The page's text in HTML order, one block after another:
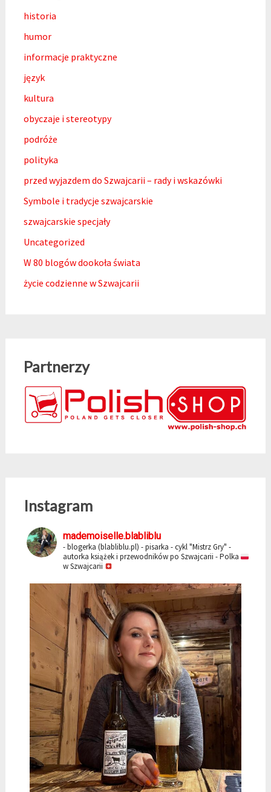
historia
humor
informacje praktyczne
język
kultura
obyczaje i stereotypy
podróże
polityka
przed wyjazdem do Szwajcarii – rady i wskazówki
Symbole i tradycje szwajcarskie
szwajcarskie specjały
Uncategorized
W 80 blogów dookoła świata
życie codzienne w Szwajcarii
Partnerzy
Instagram
mademoiselle.blabliblu
- blogerka (blabliblu.pl) - pisarka - cykl "Mistrz Gry" -
autorka książek i przewodników po Szwajcarii - Polka
w Szwajcarii